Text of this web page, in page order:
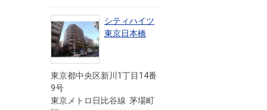
シティハイツ
東京日本橋
東京都中央区新川1丁目14番
9号
東京メトロ日比谷線 茅場町